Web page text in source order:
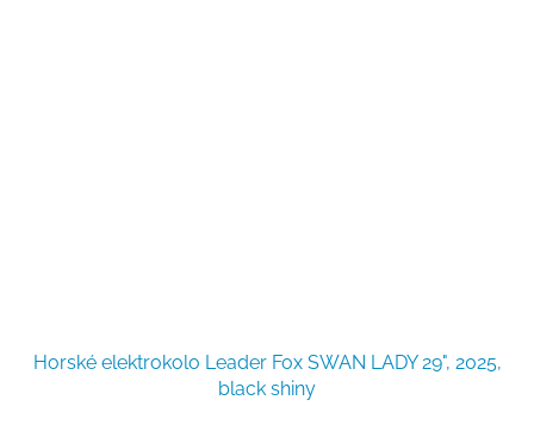
Horské elektrokolo Leader Fox SWAN LADY 29", 2025,
black shiny